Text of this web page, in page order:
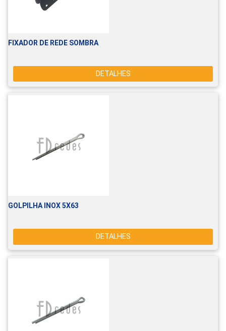
FIXADOR DE REDE SOMBRA
DETALHES
GOLPILHA INOX 5X63
DETALHES